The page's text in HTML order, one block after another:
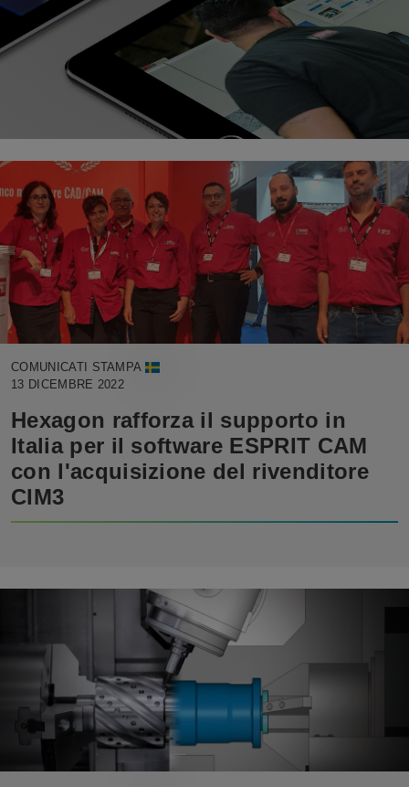
COMUNICATI STAMPA
13 DICEMBRE 2022
Hexagon rafforza il supporto in
Italia per il software ESPRIT CAM
con l'acquisizione del rivenditore
CIM3